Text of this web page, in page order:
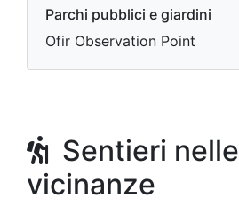
Parchi pubblici e giardini
Ofir Observation Point
Sentieri nelle
vicinanze